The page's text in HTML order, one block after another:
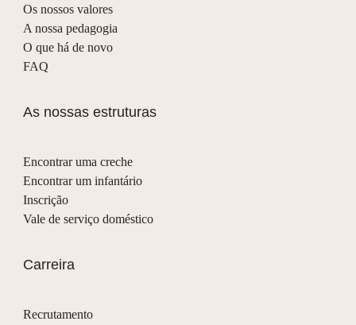
Os nossos valores
A nossa pedagogia
O que há de novo
FAQ
As nossas estruturas
Encontrar uma creche
Encontrar um infantário
Inscrição
Vale de serviço doméstico
Carreira
Recrutamento